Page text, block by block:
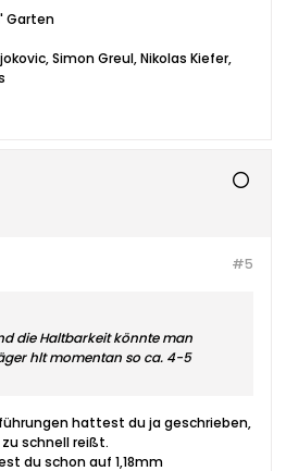
Garten
Simon Greul, Nikolas Kiefer,
#5
die Haltbarkeit könnte man
hlt momentan so ca. 4-5
hattest du ja geschrieben,
schnell reißt.
du schon auf 1,18mm